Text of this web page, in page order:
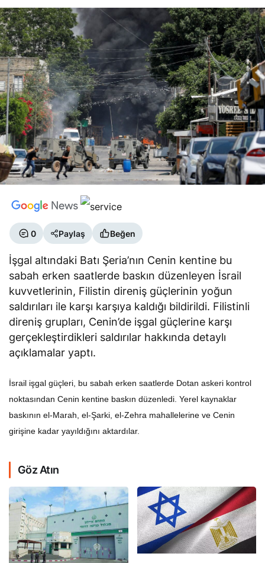
0 Paylaş Beğen
İşgal altındaki Batı Şeria’nın Cenin kentine bu
sabah erken saatlerde baskın düzenleyen İsrail
kuvvetlerinin, Filistin direniş güçlerinin yoğun
saldırıları ile karşı karşıya kaldığı bildirildi. Filistinli
direniş grupları, Cenin’de işgal güçlerine karşı
gerçekleştirdikleri saldırılar hakkında detaylı
açıklamalar yaptı.
İsrail işgal güçleri, bu sabah erken saatlerde Dotan askeri kontrol
noktasından Cenin kentine baskın düzenledi. Yerel kaynaklar
baskının el-Marah, el-Şarki, el-Zehra mahallelerine ve Cenin
girişine kadar yayıldığını aktardılar.
Göz Atın